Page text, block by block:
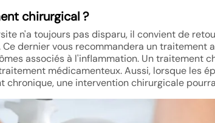
chirurgical ?
n'a toujours pas disparu, il convient de
dernier vous recommandera un traitement
associés à l'inflammation. Un traitement
médicamenteux. Aussi, lorsque les
chronique, une intervention chirurgicale